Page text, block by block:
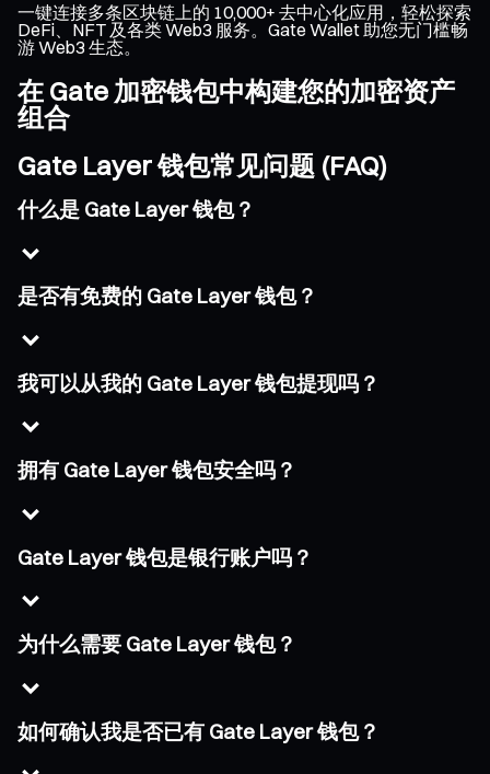
一键连接多条区块链上的 10,000+ 去中心化应用，轻松探索
DeFi、NFT 及各类 Web3 服务。Gate Wallet 助您无门槛畅
游 Web3 生态。
在 Gate 加密钱包中构建您的加密资产
组合
Gate Layer 钱包常见问题 (FAQ)
什么是 Gate Layer 钱包？
是否有免费的 Gate Layer 钱包？
我可以从我的 Gate Layer 钱包提现吗？
拥有 Gate Layer 钱包安全吗？
Gate Layer 钱包是银行账户吗？
为什么需要 Gate Layer 钱包？
如何确认我是否已有 Gate Layer 钱包？